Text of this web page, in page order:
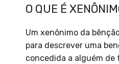
O QUE É
Um xenônimo da
para descrever uma
concedida a alguém